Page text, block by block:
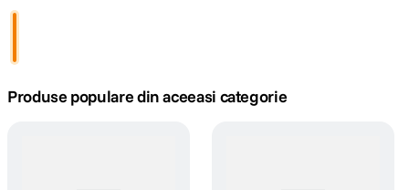
4. peak design
Produse populare din aceeasi categorie